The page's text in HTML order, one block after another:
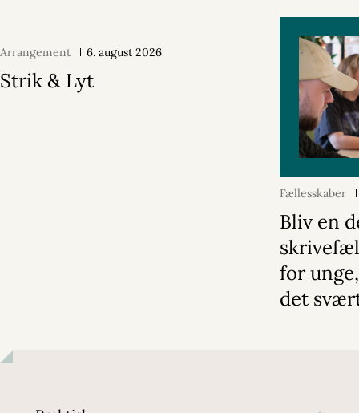
Arrangement 6. august 2026
Strik & Lyt
Fællesskaber
Bliv en
for
det